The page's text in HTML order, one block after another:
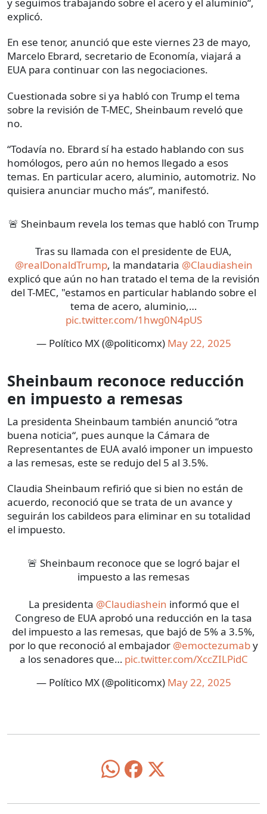
y seguimos trabajando sobre el acero y el aluminio“,
explicó.
En ese tenor, anunció que este viernes 23 de mayo,
Marcelo Ebrard, secretario de Economía, viajará a
EUA para continuar con las negociaciones.
Cuestionada sobre si ya habló con Trump el tema
sobre la revisión de T-MEC, Sheinbaum reveló que
no.
“Todavía no. Ebrard sí ha estado hablando con sus
homólogos, pero aún no hemos llegado a esos
temas. En particular acero, aluminio, automotriz. No
quisiera anunciar mucho más”, manifestó.
🚨 Sheinbaum revela los temas que habló con Trump
Tras su llamada con el presidente de EUA,
@realDonaldTrump, la mandataria @Claudiashein
explicó que aún no han tratado el tema de la revisión
del T-MEC, "estamos en particular hablando sobre el
tema de acero, aluminio,…
pic.twitter.com/1hwg0N4pUS
— Político MX (@politicomx) May 22, 2025
Sheinbaum reconoce reducción
en impuesto a remesas
La presidenta Sheinbaum también anunció “otra
buena noticia“, pues aunque la Cámara de
Representantes de EUA avaló imponer un impuesto
a las remesas, este se redujo del 5 al 3.5%.
Claudia Sheinbaum refirió que si bien no están de
acuerdo, reconoció que se trata de un avance y
seguirán los cabildeos para eliminar en su totalidad
el impuesto.
🚨 Sheinbaum reconoce que se logró bajar el
impuesto a las remesas
La presidenta @Claudiashein informó que el
Congreso de EUA aprobó una reducción en la tasa
del impuesto a las remesas, que bajó de 5% a 3.5%,
por lo que reconoció al embajador @emoctezumaby
a los senadores que… pic.twitter.com/XccZILPidC
— Político MX (@politicomx) May 22, 2025